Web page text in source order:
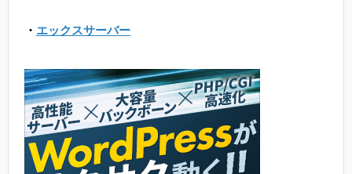
・ エックスサーバー